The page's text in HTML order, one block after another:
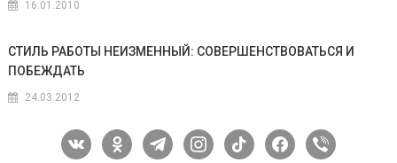
16.01.2010
СТИЛЬ РАБОТЫ НЕИЗМЕННЫЙ: СОВЕРШЕНСТВОВАТЬСЯ И
ПОБЕЖДАТЬ
24.03.2012
vkontakteodnoklassniki
telegraminstagram
tiktok facebook
viber